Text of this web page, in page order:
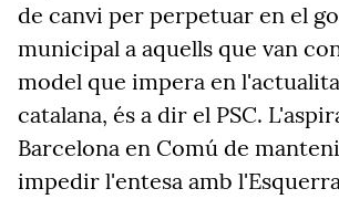
de canvi per perpetuar en el
municipal a aquells que van
model que impera en
catalana, és a dir el PSC.
Barcelona en Comú de
impedir l'entesa amb